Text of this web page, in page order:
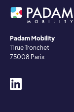
Padam Mobility
11 rue Tronchet
75008 Paris